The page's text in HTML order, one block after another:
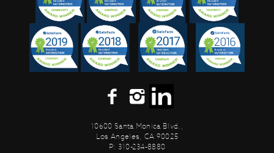
10600 Santa Monica Blvd.,
Los Angeles, CA 90025
P: 310-234-8880